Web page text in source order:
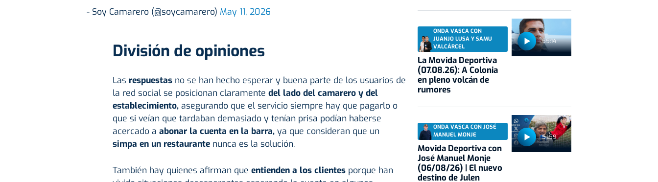
- Soy Camarero (@soycamarero) May 11, 2026
División de opiniones
Las respuestas no se han hecho esperar y buena parte de los usuarios de
la red social se posicionan claramente del lado del camarero y del
establecimiento,asegurando que el servicio siempre hay que pagarlo o
que si veían que tardaban demasiado y tenían prisa podían haberse
acercado a abonar la cuenta en la barra, ya que consideran que un
simpa en un restaurantenunca es la solución.
También hay quienes afirman que entienden a los clientesporque han
55:14
ONDA VASCA CON
JUANJO LUSA Y SAMU
VALCÁRCEL
La Movida Deportiva
(07.08.26): A Colonia
en pleno volcán de
rumores
51:59
ONDA VASCA CON JOSÉ
MANUEL MONJE
Movida Deportiva con
José Manuel Monje
(06/08/26) | El nuevo
destino de Julen